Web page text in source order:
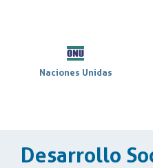
Naciones Unidas
Desarrollo